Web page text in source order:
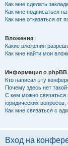
Как мне сделать
Как мне подписаться
Как мне отказаться от
Вложения
Какие вложения
Как мне найти мои
Информация о phpBB
Кто написал эту
Почему здесь нет
С кем можно связаться
юридических
Как мне связаться с
Вход на